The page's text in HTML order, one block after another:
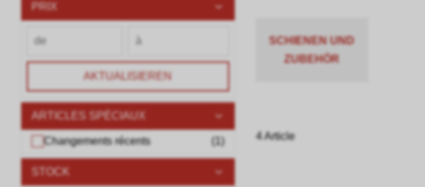
PRIX
AKTUALISIEREN
ARTICLES SPÉCIAUX
Changements récents ( )
STOCK
SCHIENEN UND
ZUBEHÖR
4 Article